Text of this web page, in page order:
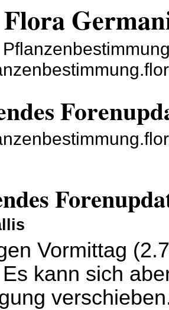
Vormittag
kann sich